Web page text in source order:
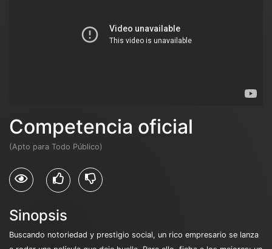
Competencia oficial
(Apto para Todo Público)
Sinopsis
Buscando notoriedad y prestigio social, un rico empresario se lanza